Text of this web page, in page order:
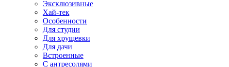
Эксклюзивные
Хай-тек
Особенности
Для студии
Для хрущевки
Для дачи
Встроенные
С антресолями